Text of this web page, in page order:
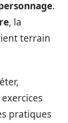
.
, la
terrain
pratiques